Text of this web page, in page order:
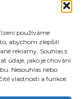
používáme
abychom zlepšili
reklamy. Souhlas s
údaje, jako je chování
Nesouhlas nebo
vlastnosti a funkce.